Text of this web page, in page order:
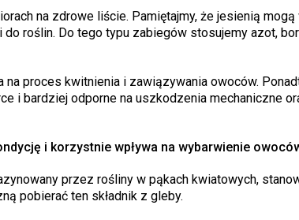
na zdrowe liście. Pamiętajmy, że jesienią
roślin. Do tego typu zabiegów stosujemy azot,
na proces kwitnienia i zawiązywania owoców.
i bardziej odporne na uszkodzenia mechaniczne
i korzystnie wpływa na wybarwienie
przez rośliny w pąkach kwiatowych,
pobierać ten składnik z gleby.